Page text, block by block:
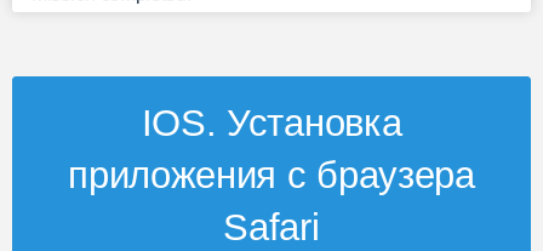
IOS. Установка
приложения с браузера
Safari